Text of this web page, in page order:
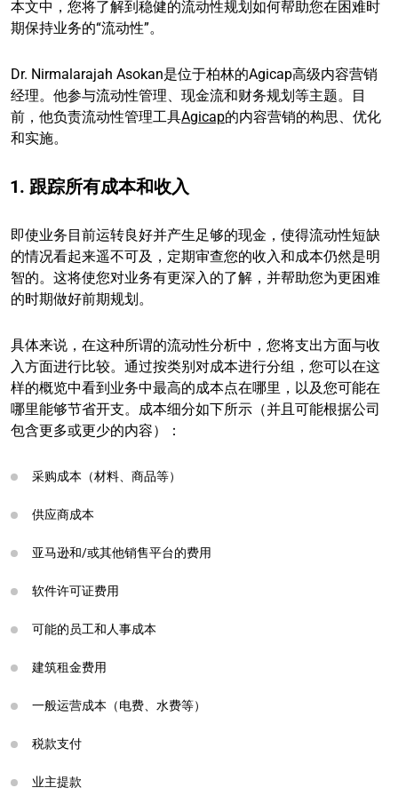
本文中，您将了解到稳健的流动性规划如何帮助您在困难时
期保持业务的“流动性”。
Dr. Nirmalarajah Asokan是位于柏林的Agicap高级内容营销
经理。他参与流动性管理、现金流和财务规划等主题。目
前，他负责流动性管理工具Agicap的内容营销的构思、优化
和实施。
1. 跟踪所有成本和收入
即使业务目前运转良好并产生足够的现金，使得流动性短缺
的情况看起来遥不可及，定期审查您的收入和成本仍然是明
智的。这将使您对业务有更深入的了解，并帮助您为更困难
的时期做好前期规划。
具体来说，在这种所谓的流动性分析中，您将支出方面与收
入方面进行比较。通过按类别对成本进行分组，您可以在这
样的概览中看到业务中最高的成本点在哪里，以及您可能在
哪里能够节省开支。成本细分如下所示（并且可能根据公司
包含更多或更少的内容）：
采购成本（材料、商品等）
供应商成本
亚马逊和/或其他销售平台的费用
软件许可证费用
可能的员工和人事成本
建筑租金费用
一般运营成本（电费、水费等）
税款支付
业主提款